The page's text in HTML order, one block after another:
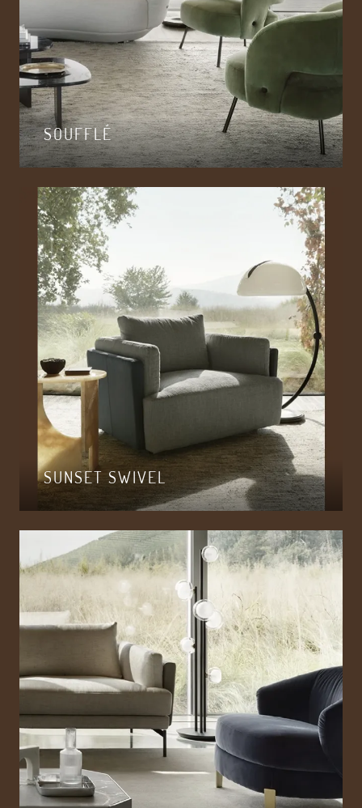
SOUFFLÉ
SUNSET SWIVEL